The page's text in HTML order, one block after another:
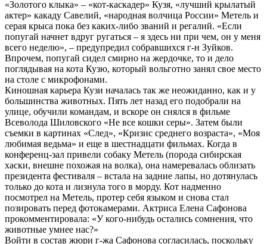
«Золотого клыка» – «кот-каскадер» Кузя, «лучший крылатый
актер» какаду Савелий, «народная волчица России» Метель и
серая крыса пока без каких-либо званий и регалий. «Если
попугай начнет вдруг ругаться – я здесь ни при чем, он у меня
всего неделю», – предупредил собравшихся г-н Зуйков.
Впрочем, попугай сидел смирно на жердочке, то и дело
поглядывая на кота Кузю, который вольготно занял свое место
на столе с микрофонами.
Киношная карьера Кузи началась так же неожиданно, как и у
большинства животных. Пять лет назад его подобрали на
улице, обучили командам, и вскоре он снялся в фильме
Всеволода Шиловского «Не все кошки серы». Затем были
съемки в картинах «След», «Кризис среднего возраста», «Моя
любимая ведьма» и еще в шестнадцати фильмах. Когда в
конференц-зал привели собаку Метель (порода сибирская
хаски, внешне похожая на волка), она намеревалась облизать
президента фестиваля – встала на задние лапы, но дотянулась
только до кота и лизнула того в морду. Кот надменно
посмотрел на Метель, протер себя языком и снова стал
позировать перед фотокамерами. Актриса Елена Сафонова
прокомментировала: «У кого-нибудь остались сомнения, что
животные умнее нас?»
Войти в состав жюри г-жа Сафонова согласилась, поскольку